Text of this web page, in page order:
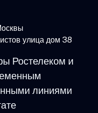
улица дом 38
Ростелеком и
линиями